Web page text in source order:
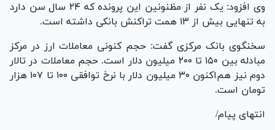
وی افزود: یک نفر از مظنونین این پرونده که ۲۴ سال سن دارد
به تنهایی بیش از ۱۳ همت تراکنش بانکی داشته است.
سخنگوی بانک مرکزی گفت: حجم کنونی معاملات ارز در مرکز
مبادله بین ۱۵۰ تا ۲۰۰ میلیون دلار است. حجم معاملات در تالار
دوم نیز هم‌اکنون ۳۰ میلیون دلار با نرخ توافقی ۱۰۰ تا ۱۰۷ هزار
تومان است.
انتهای پیام/